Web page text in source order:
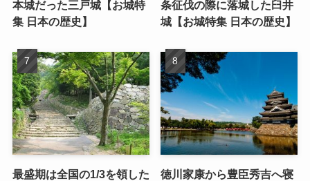
本城だった三戸城【お城特
集 日本の歴史】
条征伐の際に落城した臼井
城【お城特集 日本の歴史】
最盛期は全国の1/3を領した
徳川家康から豊臣秀吉へ寝